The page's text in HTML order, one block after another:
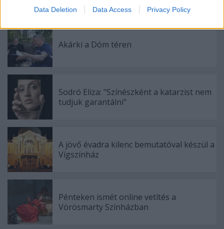
I want to allow Google to enable storage
related to security, including authentication
user protection.
Data Deletion Data Access Privacy Policy
Akárki a Dóm téren
Sodró Eliza: "Színészként a katarzist nem
tudjuk garantálni"
A jövő évadra kilenc bemutatóval készül a
Vígszínház
Pénteken ismét online vetítés a
Vörösmarty Színházban